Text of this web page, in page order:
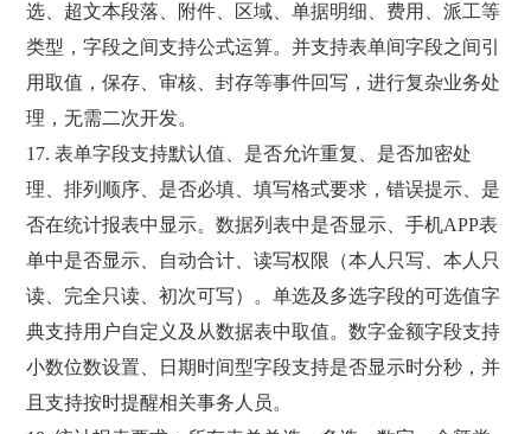
选、超文本段落、附件、区域、单据明细、费用、派工等
类型，字段之间支持公式运算。并支持表单间字段之间引
用取值，保存、审核、封存等事件回写，进行复杂业务处
理，无需二次开发。
17. 表单字段支持默认值、是否允许重复、是否加密处
理、排列顺序、是否必填、填写格式要求，错误提示、是
否在统计报表中显示。数据列表中是否显示、手机APP表
单中是否显示、自动合计、读写权限（本人只写、本人只
读、完全只读、初次可写）。单选及多选字段的可选值字
典支持用户自定义及从数据表中取值。数字金额字段支持
小数位数设置、日期时间型字段支持是否显示时分秒，并
且支持按时提醒相关事务人员。